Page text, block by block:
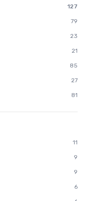
127
79
23
21
85
27
81
11
9
9
6